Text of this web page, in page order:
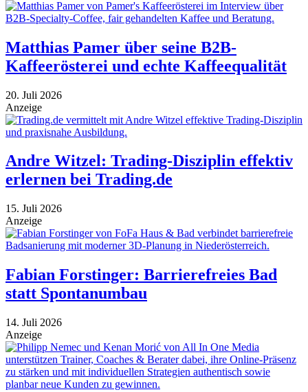
Matthias Pamer über seine B2B-
Kaffeerösterei und echte Kaffeequalität
20. Juli 2026
Anzeige
Andre Witzel: Trading-Disziplin effektiv
erlernen bei Trading.de
15. Juli 2026
Anzeige
Fabian Forstinger: Barrierefreies Bad
statt Spontanumbau
14. Juli 2026
Anzeige